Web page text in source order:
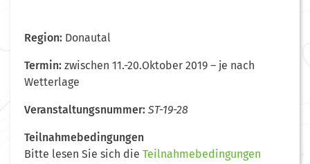
Region: Donautal
Termin: zwischen 11.-20.Oktober 2019 – je nach
Wetterlage
Veranstaltungsnummer: ST-19-28
Teilnahmebedingungen
Bitte lesen Sie sich die Teilnahmebedingungen